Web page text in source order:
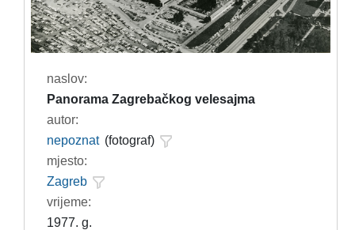
naslov:
Panorama Zagrebačkog velesajma
autor:
nepoznat (fotograf)
mjesto:
Zagreb
vrijeme:
1977. g.